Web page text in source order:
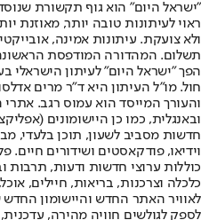
"ישראל היום" הוא גוף תקשורת
ראוי לעיתונות טובה יותר, מאוזנת
ולא צועקת. עיתונות אמינה,
הפך "ישראל היום" לעיתון הישראלי
חול. מו"ל העיתון היא ד"ר מרים
והעורך המייסד הוא עמוס רגב.
חדשות מסביב לשעון, תוכן בלעדי,
וידיאו, פודקאסטים ושידורים חיים.
כוללות ערוצי חדשות ודעות, תרבות
לאוויר האתר החדש והיישומון
לספק לגולשים חוויה מהירה,